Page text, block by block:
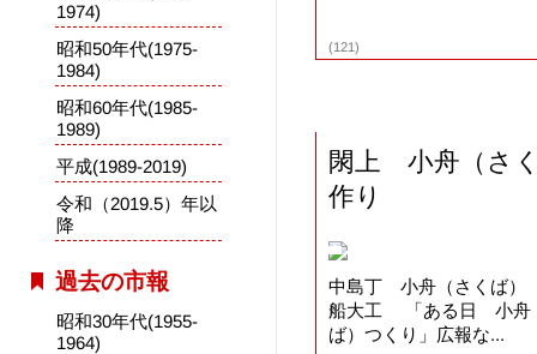
1974)
昭和50年代(1975-
1984)
昭和60年代(1985-
1989)
平成(1989-2019)
令和（2019.5）年以
降
過去の市報
昭和30年代(1955-
1964)
(121)
閖上 小舟（さ
作り
中島丁 小舟（さくば
船大工 「ある日 小舟
ば）つくり」広報な...